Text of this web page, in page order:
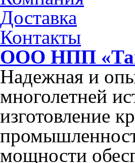
Доставка
Контакты
ООО НПП
Надежная и
многолетней
изготовление
мощности